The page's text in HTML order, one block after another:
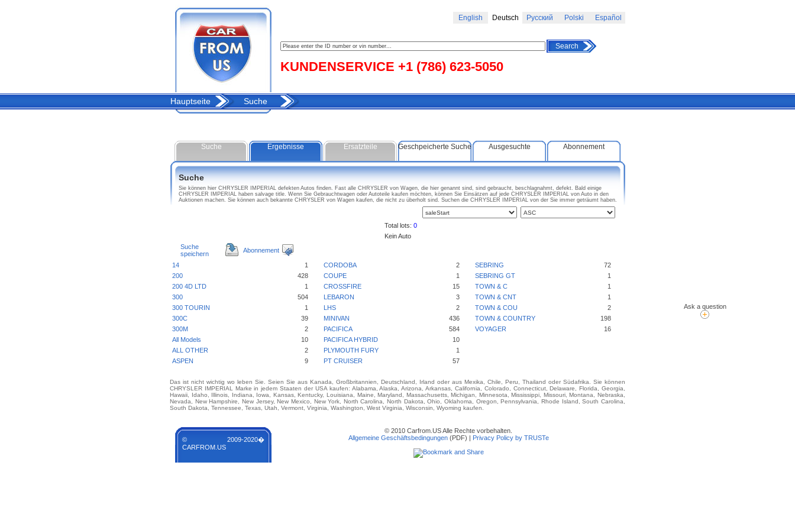
Ask a question
English Deutsch Русский Polski Español
KUNDENSERVICE +1 (786) 623-5050
Search
Hauptseite Suche
Suche Ergebnisse Ersatzteile Geschpeicherte Suche Ausgesuchte Abonnement
Suche
Sie können hier CHRYSLER IMPERIAL defekten Autos finden. Fast alle CHRYSLER von Wagen, die hier genannt sind, sind gebraucht, beschlagnahmt, defekt. Bald einige
CHRYSLER IMPERIAL haben salvage title. Wenn Sie Gebrauchtwagen oder Autoteile kaufen möchten, können Sie Einsätzen auf jede CHRYSLER IMPERIAL von Auto in den
Auktionen machen. Sie können auch bekannte CHRYSLER von Wagen kaufen, die nicht zu überholt sind. Suchen die CHRYSLER IMPERIAL von der Sie immer geträumt haben.
Total lots: 0
Kein Auto
Suche
speichern
Abonnement
14 1 CORDOBA 2 SEBRING
72
200
428 COUPE 1 SEBRING GT
1
200 4D LTD
1 CROSSFIRE 15 TOWN & C
1
300
504 LEBARON 3 TOWN & CNT
1
300 TOURIN
1 LHS 2 TOWN & COU
2
300C
39 MINIVAN 436 TOWN & COUNTRY
198
300M
2 PACIFICA 584 VOYAGER
16
All Models
10 PACIFICA HYBRID
10
ALL OTHER
2 PLYMOUTH FURY
1
ASPEN
9 PT CRUISER 57
Das ist nicht wichtig wo leben Sie. Seien Sie aus Kanada, Großbritannien, Deutschland, Irland oder aus Mexika, Chile, Peru, Thailand oder Südafrika. Sie können
CHRYSLER IMPERIAL Marke in jedem Staaten der USA kaufen: Alabama, Alaska, Arizona, Arkansas, California, Colorado, Connecticut, Delaware, Florida, Georgia,
Hawaii, Idaho, Illinois, Indiana, Iowa, Kansas, Kentucky, Louisiana, Maine, Maryland, Massachusetts, Michigan, Minnesota, Mississippi, Missouri, Montana, Nebraska,
Nevada, New Hampshire, New Jersey, New Mexico, New York, North Carolina, North Dakota, Ohio, Oklahoma, Oregon, Pennsylvania, Rhode Island, South Carolina,
South Dakota, Tennessee, Texas, Utah, Vermont, Virginia, Washington, West Virginia, Wisconsin, Wyoming kaufen.
© 2009-2020�
CARFROM.US
© 2010 Carfrom.US Alle Rechte vorbehalten.
Allgemeine Geschäftsbedingungen(PDF) | Privacy Policy by TRUSTe